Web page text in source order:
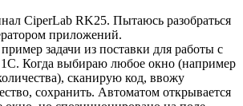
CiperLab RK25. Пытаюсь разобраться
приложений.
задачи из поставки для работы с
1С. Когда выбираю любое окно (например
сканирую код, ввожу
сохранить. Автоматом открывается